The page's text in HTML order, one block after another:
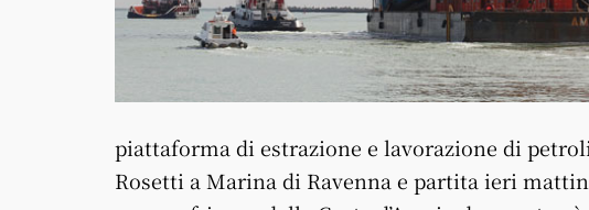
piattaforma di estrazione e lavorazione di
Rosetti a Marina di Ravenna e partita ieri